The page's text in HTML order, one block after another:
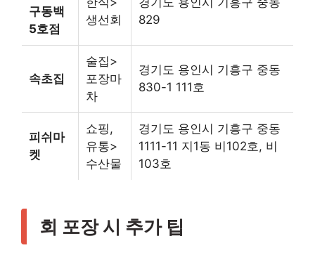
구동백
5호점
생선회
829
속초집
술집>
포장마
차
경기도 용인시 기흥구 중동
830-1 111호
피쉬마
켓
쇼핑,
유통>
수산물
경기도 용인시 기흥구 중동
1111-11 지1동 비102호, 비
103호
회 포장 시 추가 팁